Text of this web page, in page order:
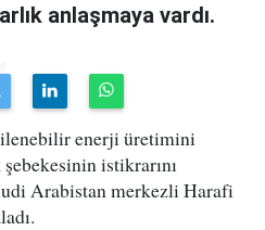
anlaşmaya vardı.
enerji üretimini
istikrarını
Arabistan merkezli Harafi